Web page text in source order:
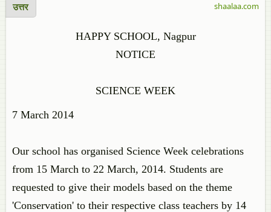
उत्तर
HAPPY SCHOOL, Nagpur
NOTICE
SCIENCE WEEK
7 March 2014
Our school has organised Science Week celebrations
from 15 March to 22 March, 2014. Students are
requested to give their models based on the theme
'Conservation' to their respective class teachers by 14
shaalaa.com